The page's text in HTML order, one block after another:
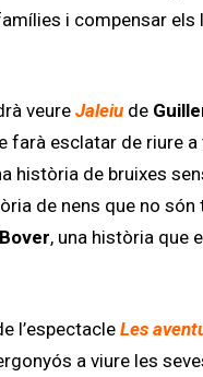
i compensar
veure Jaleiude
farà esclatar de riure a
història de bruixes
de nens que no
, una història que
l’espectacle Les
a viure les